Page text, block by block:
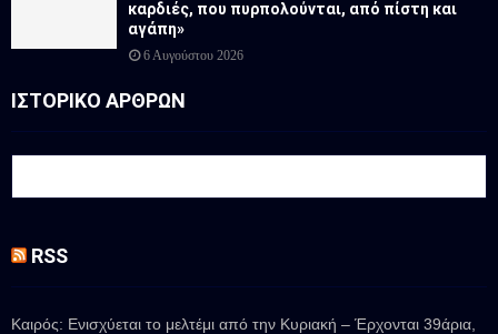
καρδιές, που πυρπολούνται, από πίστη και
αγάπη»
6 Αυγούστου 2026
ΙΣΤΟΡΙΚΟ ΑΡΘΡΩΝ
RSS
Καιρός: Ενισχύεται το μελτέμι από την Κυριακή – Έρχονται 39άρια,